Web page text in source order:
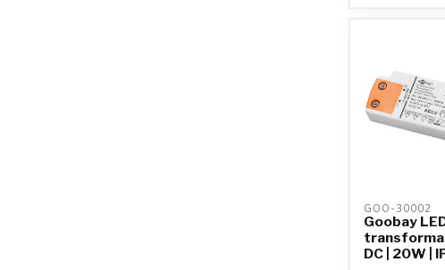
GOO-30002
Goobay
DC | 20W |